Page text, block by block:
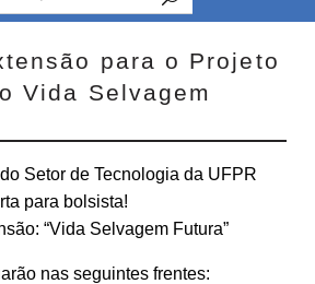
para o Projeto
Vida Selvagem
Setor de Tecnologia da UFPR
para bolsista!
“Vida Selvagem Futura”
nas seguintes frentes: